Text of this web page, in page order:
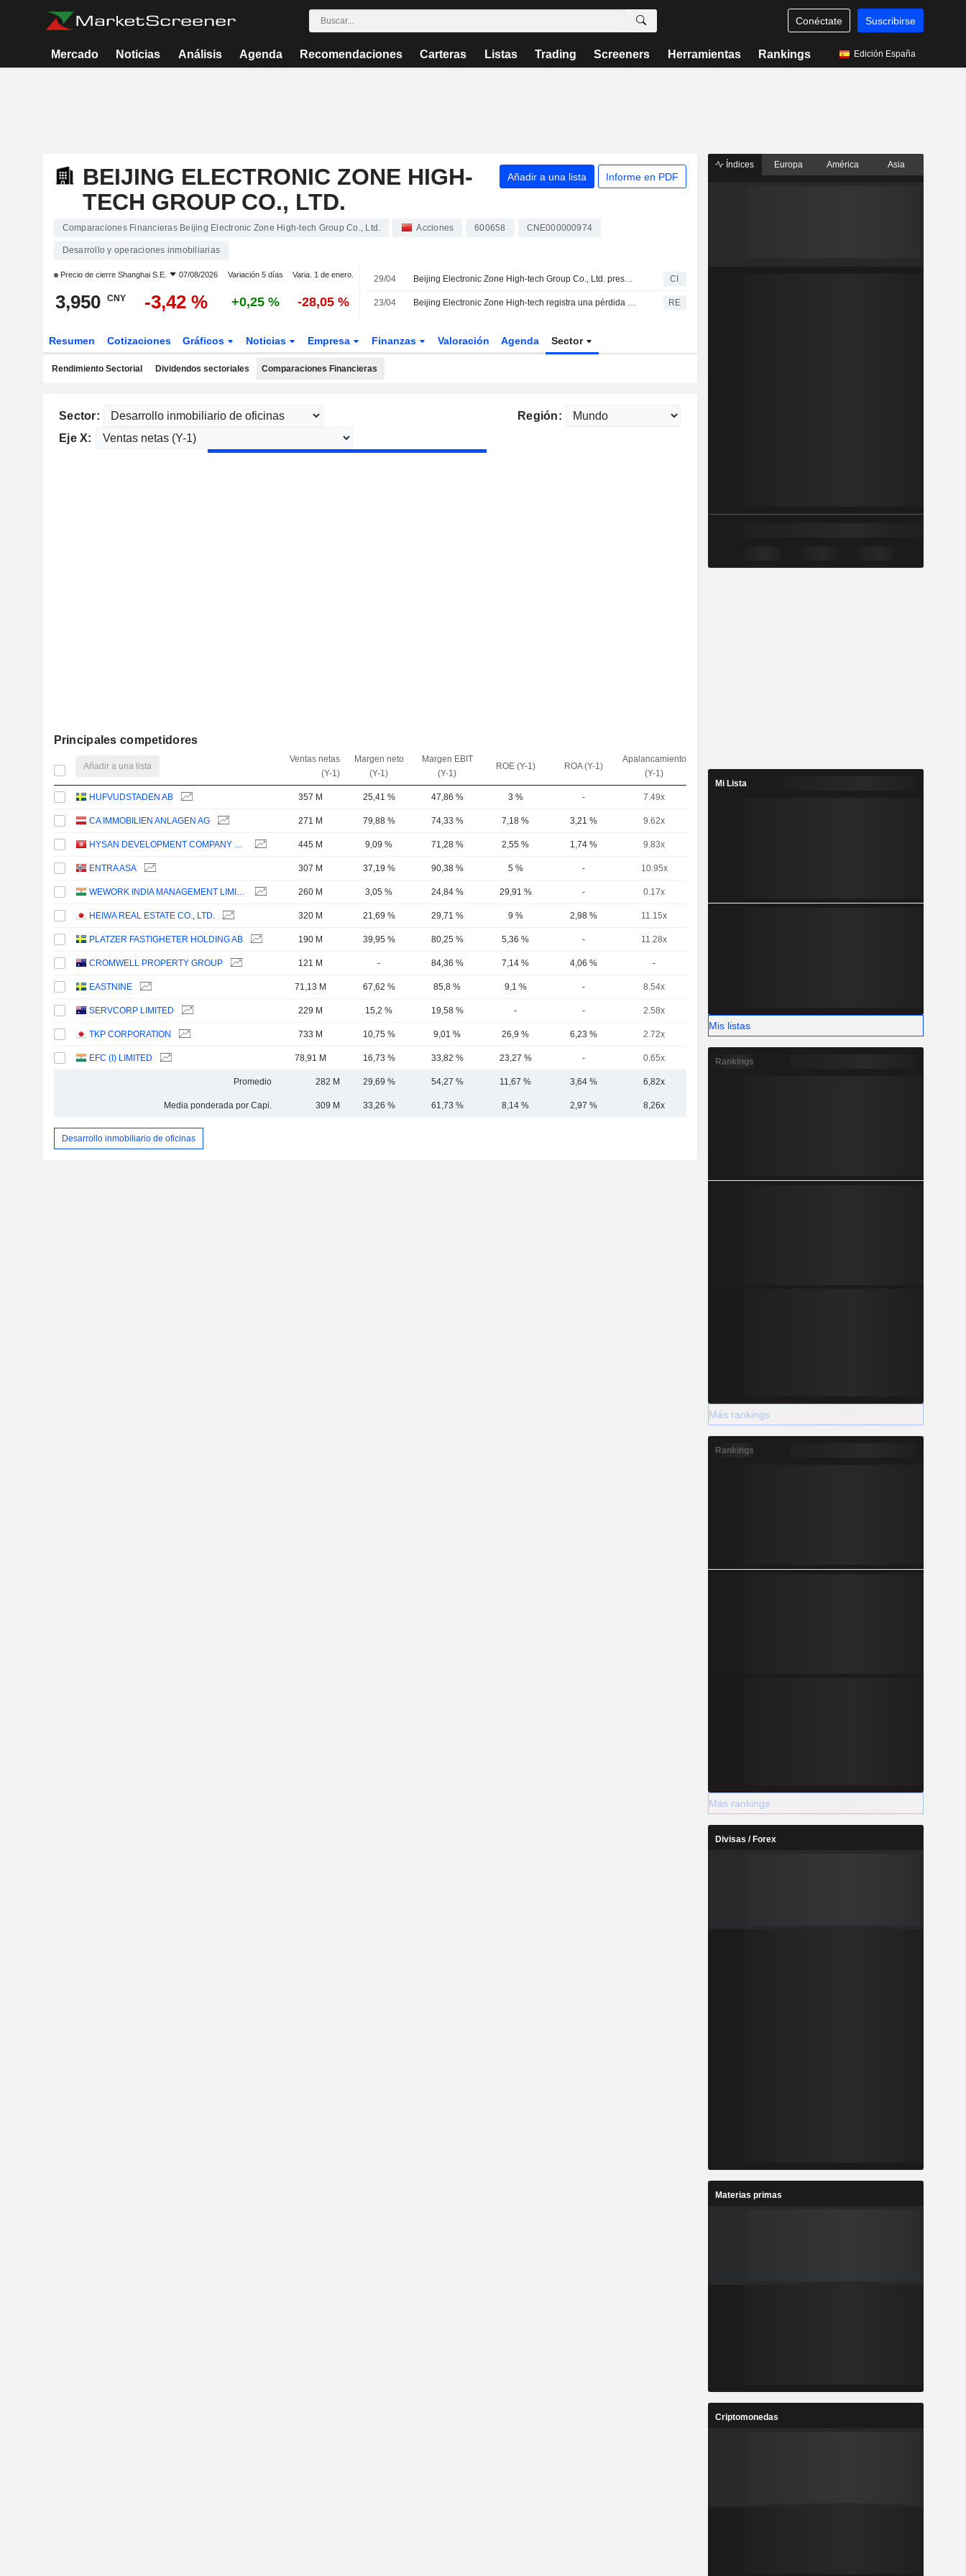
Conéctate Suscribirse
Mercado Noticias Análisis Agenda Recomendaciones Carteras Listas Trading Screeners Herramientas Rankings Edición España
BEIJING ELECTRONIC ZONE HIGH-
TECH GROUP CO., LTD.
Añadir a una lista Informe en PDF
Comparaciones Financieras Beijing Electronic Zone High-tech Group Co., Ltd. Acciones 600658 CNE000000974
Desarrollo y operaciones inmobiliarias
Precio de cierre Shanghai S.E. 07/08/2026 Variación 5 días Varia. 1 de enero.
3,950 CNY -3,42 % +0,25 % -28,05 %
29/04 Beijing Electronic Zone High-tech Group Co., Ltd. presenta sus resultados financieros del primer trimestre finalizado el 31 de marzo de 2026 CI
23/04 Beijing Electronic Zone High-tech registra una pérdida neta de 1.800 millones de yuanes en 2025 RE
Resumen Cotizaciones Gráficos Noticias Empresa Finanzas Valoración Agenda Sector
Rendimiento Sectorial Dividendos sectoriales Comparaciones Financieras
Sector:
Región:
Eje X:
Principales competidores
Añadir a una lista
Ventas netas
(Y-1)
Margen neto
(Y-1)
Margen EBIT
(Y-1)
ROE (Y-1) ROA (Y-1)
Apalancamiento
(Y-1)
HUFVUDSTADEN AB 357 M 25,41 % 47,86 % 3 % - 7.49x
CA IMMOBILIEN ANLAGEN AG 271 M 79,88 % 74,33 % 7,18 % 3,21 % 9.62x
HYSAN DEVELOPMENT COMPANY LIMITED 445 M 9,09 % 71,28 % 2,55 % 1,74 % 9.83x
ENTRA ASA 307 M 37,19 % 90,38 % 5 % - 10.95x
WEWORK INDIA MANAGEMENT LIMITED 260 M 3,05 % 24,84 % 29,91 % - 0.17x
HEIWA REAL ESTATE CO., LTD. 320 M 21,69 % 29,71 % 9 % 2,98 % 11.15x
PLATZER FASTIGHETER HOLDING AB 190 M 39,95 % 80,25 % 5,36 % - 11.28x
CROMWELL PROPERTY GROUP 121 M - 84,36 % 7,14 % 4,06 % -
EASTNINE 71,13 M 67,62 % 85,8 % 9,1 % - 8.54x
SERVCORP LIMITED 229 M 15,2 % 19,58 % - - 2.58x
TKP CORPORATION 733 M 10,75 % 9,01 % 26,9 % 6,23 % 2.72x
EFC (I) LIMITED 78,91 M 16,73 % 33,82 % 23,27 % - 0.65x
Promedio 282 M 29,69 % 54,27 % 11,67 % 3,64 % 6,82x
Media ponderada por Capi. 309 M 33,26 % 61,73 % 8,14 % 2,97 % 8,26x
Desarrollo inmobiliario de oficinas
Índices Europa América Asia
Mi Lista
Mis listas
Rankings
Más rankings
Rankings
Más rankings
Divisas / Forex
Materias primas
Criptomonedas